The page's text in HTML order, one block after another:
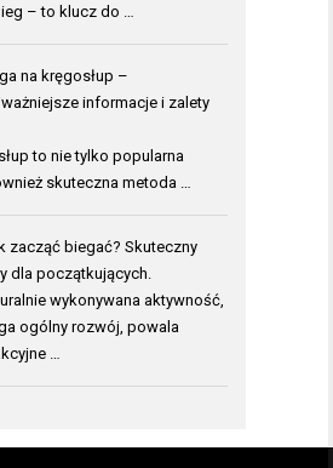
– to klucz do …
na kręgosłup –
informacje i zalety
to nie tylko popularna
skuteczna metoda …
zacząć biegać? Skuteczny
dla początkujących.
wykonywana aktywność,
ogólny rozwój, powala
…